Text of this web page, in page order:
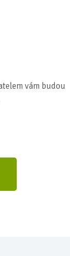
vám budou